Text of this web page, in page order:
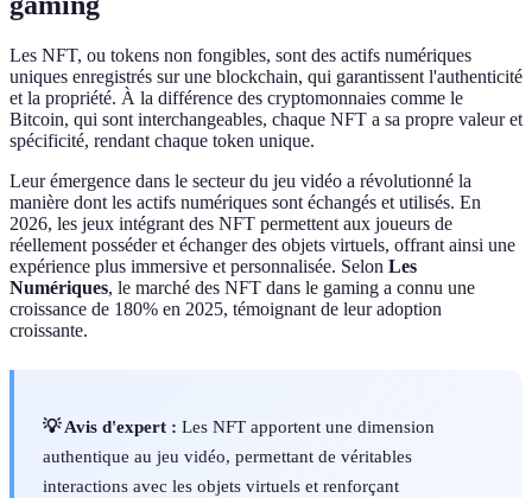
Les NFT, ou tokens non fongibles, sont des actifs numériques
uniques enregistrés sur une blockchain, qui garantissent l'authenticité
et la propriété. À la différence des cryptomonnaies comme le
Bitcoin, qui sont interchangeables, chaque NFT a sa propre valeur et
spécificité, rendant chaque token unique.
Leur émergence dans le secteur du jeu vidéo a révolutionné la
manière dont les actifs numériques sont échangés et utilisés. En
2026, les jeux intégrant des NFT permettent aux joueurs de
réellement posséder et échanger des objets virtuels, offrant ainsi une
expérience plus immersive et personnalisée. Selon Les
Numériques, le marché des NFT dans le gaming a connu une
croissance de 180% en 2025, témoignant de leur adoption
croissante.
💡 Avis d'expert : Les NFT apportent une dimension
authentique au jeu vidéo, permettant de véritables
interactions avec les objets virtuels et renforçant